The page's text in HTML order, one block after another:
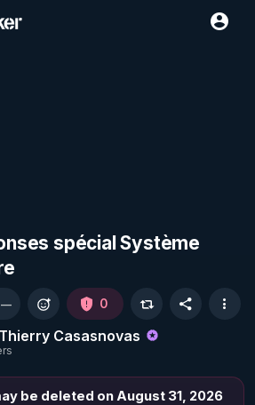
spécial Système
Casasnovas
— 0
be deleted on August 31, 2026